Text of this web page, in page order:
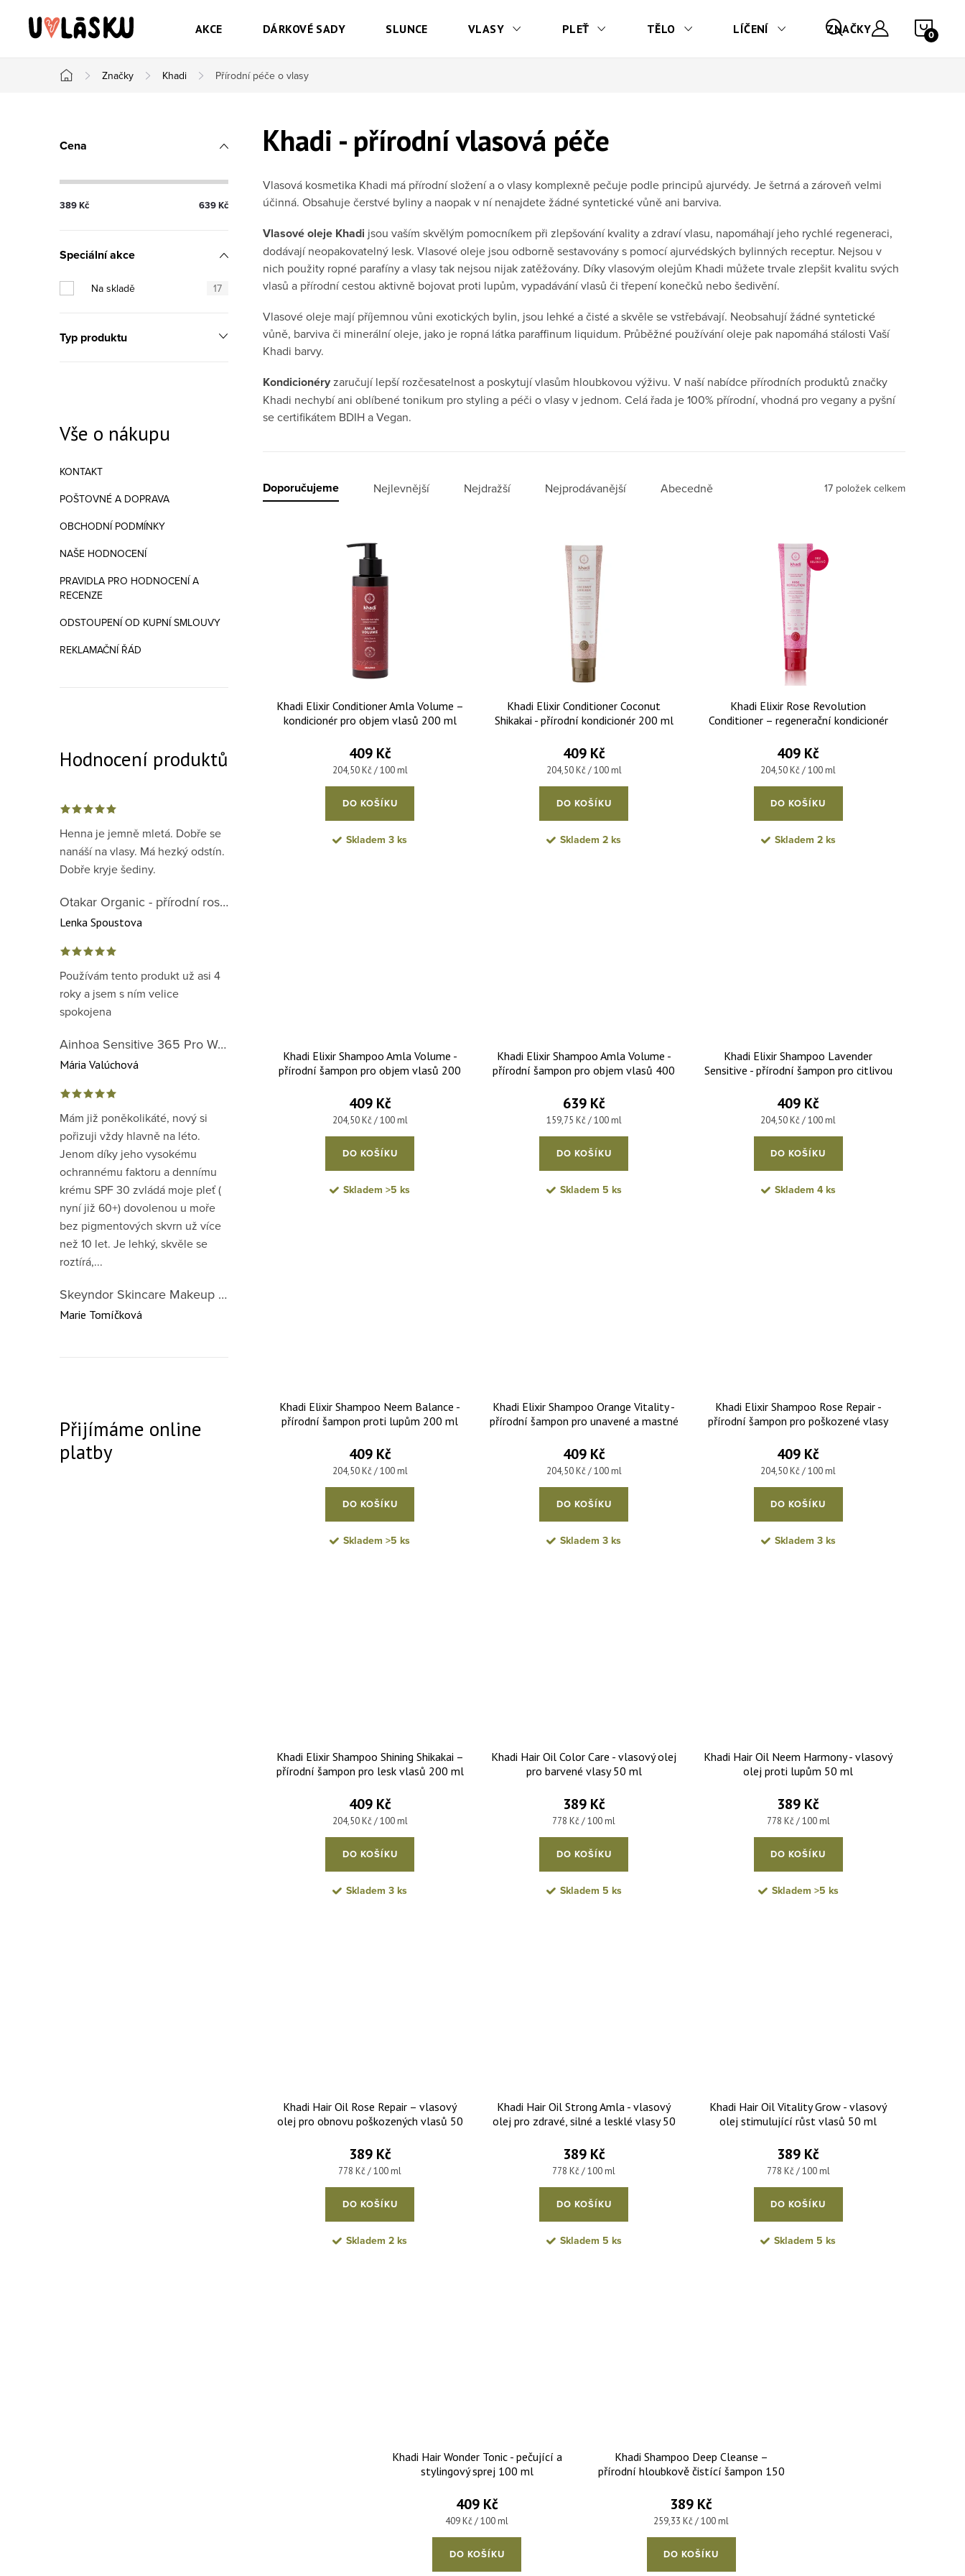
AKCE DÁRKOVÉ SADY SLUNCE VLASY PLEŤ TĚLO LÍČENÍ ZNAČKY
Domů
Značky Khadi Přírodní péče o vlasy
Postranní panel
Cena
389Kč 639Kč
Speciální akce
Na skladě 17
Typ produktu
Vše o nákupu
KONTAKT
POŠTOVNÉ A DOPRAVA
OBCHODNÍ PODMÍNKY
NAŠE HODNOCENÍ
PRAVIDLA PRO HODNOCENÍ A
RECENZE
ODSTOUPENÍ OD KUPNÍ SMLOUVY
REKLAMAČNÍ ŘÁD
Hodnocení produktů
Henna je jemně mletá. Dobře se
nanáší na vlasy. Má hezký odstín.
Dobře kryje šediny.
Otakar Organic - přírodní rostlinná barva na vlasy červená předpigmentace 1. krok
Lenka Spoustova
Používám tento produkt už asi 4
roky a jsem s ním velice
spokojena
Ainhoa Sensitive 365 Pro Well-Being Cream - zklidňující krém pro normální až suchou citlivou pleť
Mária Valúchová
Mám již poněkolikáté, nový si
pořizuji vždy hlavně na léto.
Jenom díky jeho vysokému
ochrannému faktoru a dennímu
krému SPF 30 zvládá moje pleť (
nyní již 60+) dovolenou u moře
bez pigmentových skvrn už více
než 10 let. Je lehký, skvěle se
roztírá,...
Skeyndor Skincare Makeup DD Cream SPF50 – lehký tónovací krém pro všechny typy pleti 40 ml
Marie Tomíčková
Přijímáme online
platby
Khadi - přírodní vlasová péče
Vlasová kosmetika Khadi má přírodní složení a o vlasy komplexně pečuje podle principů ajurvédy. Je šetrná a zároveň velmi
účinná. Obsahuje čerstvé byliny a naopak v ní nenajdete žádné syntetické vůně ani barviva.
Vlasové oleje Khadi jsou vaším skvělým pomocníkem při zlepšování kvality a zdraví vlasu, napomáhají jeho rychlé regeneraci,
dodávají neopakovatelný lesk. Vlasové oleje jsou odborně sestavovány s pomocí ajurvédských bylinných receptur. Nejsou v
nich použity ropné parafíny a vlasy tak nejsou nijak zatěžovány. Díky vlasovým olejům Khadi můžete trvale zlepšit kvalitu svých
vlasů a přírodní cestou aktivně bojovat proti lupům, vypadávání vlasů či třepení konečků nebo šedivění.
Vlasové oleje mají příjemnou vůni exotických bylin, jsou lehké a čisté a skvěle se vstřebávají. Neobsahují žádné syntetické
vůně, barviva či minerální oleje, jako je ropná látka paraffinum liquidum. Průběžné používání oleje pak napomáhá stálosti Vaší
Khadi barvy.
Kondicionéryzaručují lepší rozčesatelnost a poskytují vlasům hloubkovou výživu. V naší nabídce přírodních produktů značky
Khadi nechybí ani oblíbené tonikum pro styling a péči o vlasy v jednom. Celá řada je 100% přírodní, vhodná pro vegany a pyšní
se certifikátem BDIH a Vegan.
Řazení produktů
Doporučujeme Nejlevnější Nejdražší Nejprodávanější Abecedně 17 položek celkem
Výpis produktů
Khadi Elixir Conditioner Amla Volume –
kondicionér pro objem vlasů 200 ml
409 Kč
Měrná cena:
204,50 Kč / 100 ml
DO KOŠÍKU
Skladem3 ks
Khadi Elixir Conditioner Coconut
Shikakai - přírodní kondicionér 200 ml
409 Kč
Měrná cena:
204,50 Kč / 100 ml
DO KOŠÍKU
Skladem2 ks
Khadi Elixir Rose Revolution
Conditioner – regenerační kondicionér
409 Kč
Měrná cena:
204,50 Kč / 100 ml
DO KOŠÍKU
Skladem 2 ks
Khadi Elixir Shampoo Amla Volume -
přírodní šampon pro objem vlasů 200
409 Kč
Měrná cena:
204,50 Kč / 100 ml
DO KOŠÍKU
Skladem>5 ks
Khadi Elixir Shampoo Amla Volume -
přírodní šampon pro objem vlasů 400
639 Kč
Měrná cena:
159,75 Kč / 100 ml
DO KOŠÍKU
Skladem 5 ks
Khadi Elixir Shampoo Lavender
Sensitive - přírodní šampon pro citlivou
409 Kč
Měrná cena:
204,50 Kč / 100 ml
DO KOŠÍKU
Skladem 4 ks
Khadi Elixir Shampoo Neem Balance -
přírodní šampon proti lupům 200 ml
409 Kč
Měrná cena:
204,50 Kč / 100 ml
DO KOŠÍKU
Skladem>5 ks
Khadi Elixir Shampoo Orange Vitality -
přírodní šampon pro unavené a mastné
409 Kč
Měrná cena:
204,50 Kč / 100 ml
DO KOŠÍKU
Skladem3 ks
Khadi Elixir Shampoo Rose Repair -
přírodní šampon pro poškozené vlasy
409 Kč
Měrná cena:
204,50 Kč / 100 ml
DO KOŠÍKU
Skladem 3 ks
Khadi Elixir Shampoo Shining Shikakai –
přírodní šampon pro lesk vlasů 200 ml
409 Kč
Měrná cena:
204,50 Kč / 100 ml
DO KOŠÍKU
Skladem3 ks
Khadi Hair Oil Color Care - vlasový olej
pro barvené vlasy 50 ml
389 Kč
Měrná cena:
778 Kč / 100 ml
DO KOŠÍKU
Skladem 5 ks
Khadi Hair Oil Neem Harmony - vlasový
olej proti lupům 50 ml
389 Kč
Měrná cena:
778 Kč / 100 ml
DO KOŠÍKU
Skladem >5 ks
Khadi Hair Oil Rose Repair – vlasový
olej pro obnovu poškozených vlasů 50
389 Kč
Měrná cena:
778 Kč / 100 ml
DO KOŠÍKU
Skladem2 ks
Khadi Hair Oil Strong Amla - vlasový
olej pro zdravé, silné a lesklé vlasy 50
389 Kč
Měrná cena:
778 Kč / 100 ml
DO KOŠÍKU
Skladem 5 ks
Khadi Hair Oil Vitality Grow - vlasový
olej stimulující růst vlasů 50 ml
389 Kč
Měrná cena:
778 Kč / 100 ml
DO KOŠÍKU
Skladem 5 ks
Khadi Hair Wonder Tonic - pečující a
stylingový sprej 100 ml
409 Kč
Měrná cena:
409 Kč / 100 ml
DO KOŠÍKU
Khadi Shampoo Deep Cleanse –
přírodní hloubkově čistící šampon 150
389 Kč
Měrná cena:
259,33 Kč / 100 ml
DO KOŠÍKU